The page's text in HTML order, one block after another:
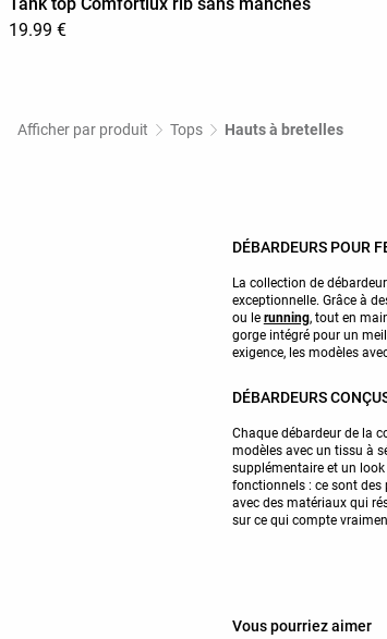
19.99 €
Afficher par produit Tops Hauts à bretelles
DÉBARDEURS POUR
La collection de
exceptionnelle. Grâce à
ou le running, tout en
gorge intégré pour un
exigence, les modèles
DÉBARDEURS
Chaque débardeur de la
modèles avec un tissu à
supplémentaire et un
fonctionnels : ce sont des
avec des matériaux qui
sur ce qui compte
Vous pourriez aimer